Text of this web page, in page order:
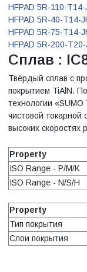
HFPAD 5R-110-T14-
HFPAD 5R-40-T14-
HFPAD 5R-75-T14-
HFPAD 5R-200-T20-
Сплав :
Твёрдый сплав с
покрытием TiAlN.
технологии
чистовой токарной
высоких скоростях
Property
ISO Range - P/M/K
ISO Range - N/S/H
Property
Тип покрытия
Слои покрытия